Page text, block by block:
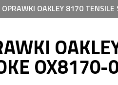
OPRAWKI OAKLEY 8170
OX8170-